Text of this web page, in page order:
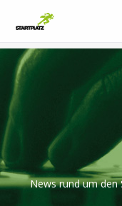
News rund um den